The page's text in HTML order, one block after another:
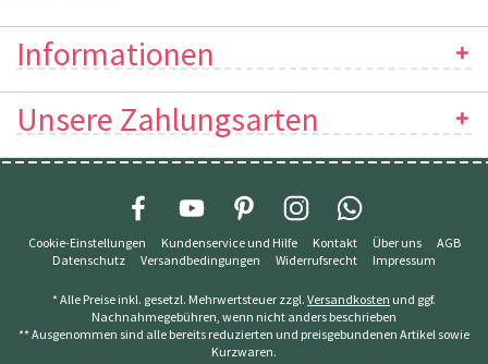
Informationen
Unsere Zahlungsarten
Cookie-Einstellungen Kundenservice und Hilfe Kontakt Über uns
AGB
Datenschutz
Versandbedingungen Widerrufsrecht Impressum
* Alle Preise inkl. gesetzl. Mehrwertsteuer zzgl. Versandkosten und ggf.
Nachnahmegebühren, wenn nicht anders beschrieben
** Ausgenommen sind alle bereits reduzierten und preisgebundenen Artikel sowie
Kurzwaren.